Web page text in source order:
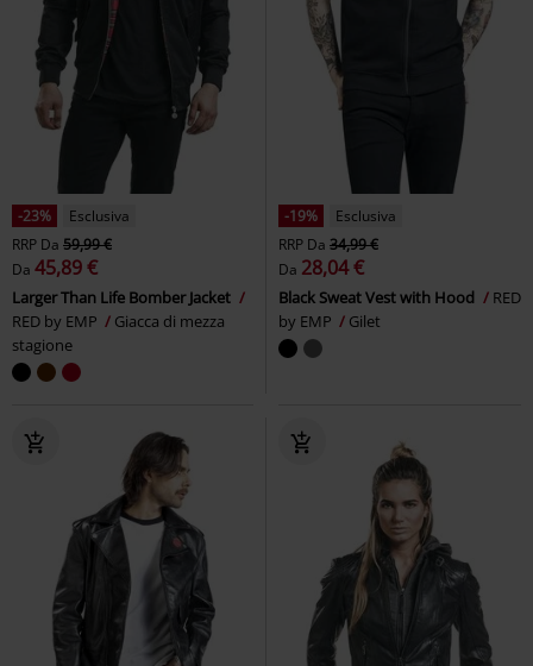
-23%
Esclusiva
RRP Da 59,99 €
Da 45,89 €
Larger Than Life Bomber Jacket
RED by EMP
Giacca di mezza
stagione
-19%
Esclusiva
RRP Da 34,99 €
Da 28,04 €
Black Sweat Vest with Hood
RED
by EMP
Gilet